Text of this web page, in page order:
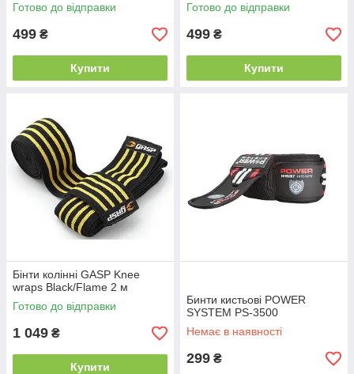
Готово до відправки
499 ₴
Купити
Готово до відправки
499 ₴
Купити
Бінти колінні GASP Knee
wraps Black/Flame 2 м
Готово до відправки
1 049 ₴
Купити
Бинти кистьові POWER
SYSTEM PS-3500
Немає в наявності
299 ₴